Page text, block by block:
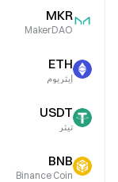
MKR
MakerDAO
ETH
إيثريوم
USDT
تيثر
BNB
Binance Coin